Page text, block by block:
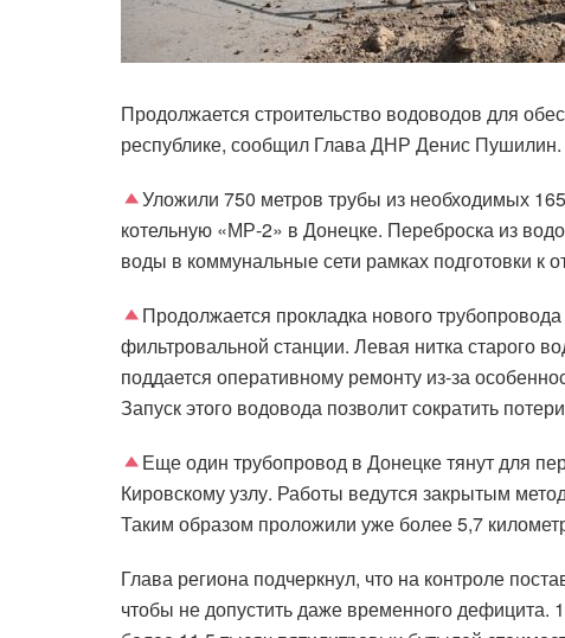
Продолжается строительство водоводов для
республике, сообщил Глава ДНР Денис Пушилин.
Уложили 750 метров трубы из необходимых
котельную «МР-2» в Донецке. Переброска из
воды в коммунальные сети рамках подготовки к
Продолжается прокладка нового
фильтровальной станции. Левая нитка старого
поддается оперативному ремонту из-за
Запуск этого водовода позволит сократить
Еще один трубопровод в Донецке тянут для
Кировскому узлу. Работы ведутся закрытым
Таким образом проложили уже более 5,7
Глава региона подчеркнул, что на контроле
чтобы не допустить даже временного дефицита.